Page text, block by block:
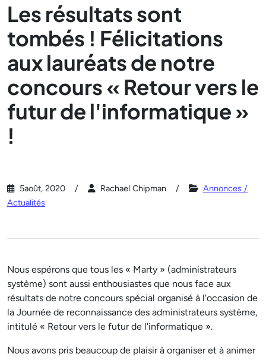
Les résultats sont
tombés ! Félicitations
aux lauréats de notre
concours « Retour vers le
futur de l'informatique »
!
5août, 2020 Rachael Chipman
Annonces /
Actualités
Nous espérons que tous les « Marty » (administrateurs
système) sont aussi enthousiastes que nous face aux
résultats de notre concours spécial organisé à l'occasion de
la Journée de reconnaissance des administrateurs système,
intitulé « Retour vers le futur de l'informatique ».
Nous avons pris beaucoup de plaisir à organiser et à animer